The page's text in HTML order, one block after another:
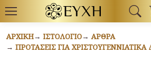
ΑΡΧΙΚΉ ΙΣΤΟΛΌΓΙΟ
ΆΡΘΡΑ
ΠΡΟΤΆΣΕΙΣ ΓΙΑ ΧΡΙΣΤΟΥΓΕΝΝΙΆΤΙΚΑ